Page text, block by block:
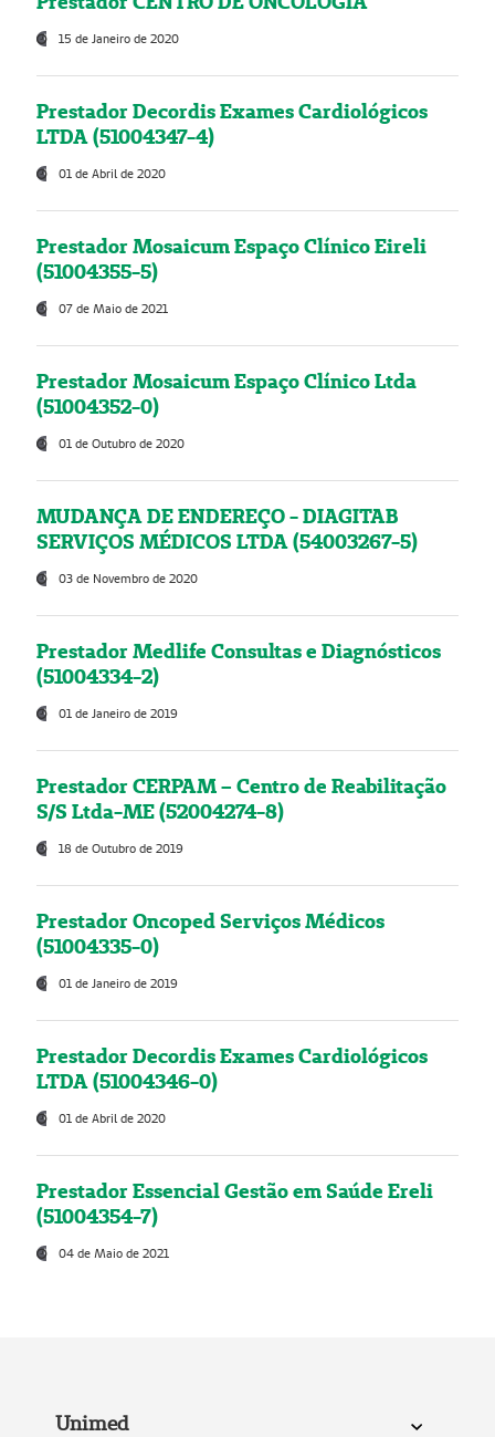
15 de Janeiro de 2020
Prestador Decordis Exames Cardiológicos
LTDA (51004347-4)
01 de Abril de 2020
Prestador Mosaicum Espaço Clínico Eireli
(51004355-5)
07 de Maio de 2021
Prestador Mosaicum Espaço Clínico Ltda
(51004352-0)
01 de Outubro de 2020
MUDANÇA DE ENDEREÇO - DIAGITAB
SERVIÇOS MÉDICOS LTDA (54003267-5)
03 de Novembro de 2020
Prestador Medlife Consultas e Diagnósticos
(51004334-2)
01 de Janeiro de 2019
Prestador CERPAM – Centro de Reabilitação
S/S Ltda-ME (52004274-8)
18 de Outubro de 2019
Prestador Oncoped Serviços Médicos
(51004335-0)
01 de Janeiro de 2019
Prestador Decordis Exames Cardiológicos
LTDA (51004346-0)
01 de Abril de 2020
Prestador Essencial Gestão em Saúde Ereli
(51004354-7)
04 de Maio de 2021
Unimed